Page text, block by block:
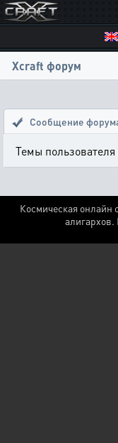
Xcraft форум
Сообщение
Темы
Космическая онлайн
алигархов.